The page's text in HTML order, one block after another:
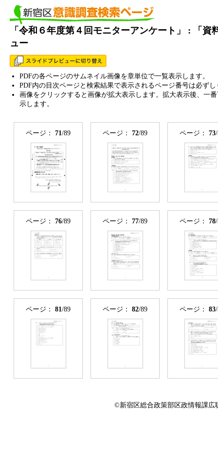
「令和６年度第４回モニターアンケート」 : 「
ュー
PDFの各ページのサムネイル画像を章単位で一覧表示します。
PDF内の目次ページと検索結果で表示されるページ番号は必ず
画像をクリックすると画像が拡大表示します。拡大表示後、一
示します。
ページ： 71/89 ページ： 72/89 ページ： 73
ページ： 76/89 ページ： 77/89 ページ： 78
ページ： 81/89 ページ： 82/89 ページ： 83
©新宿区総合政策部区政情報課